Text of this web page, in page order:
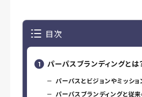
目次
パーパスブランディングとは
パーパスとビジョンやミッシ
パーパスブランディングと従